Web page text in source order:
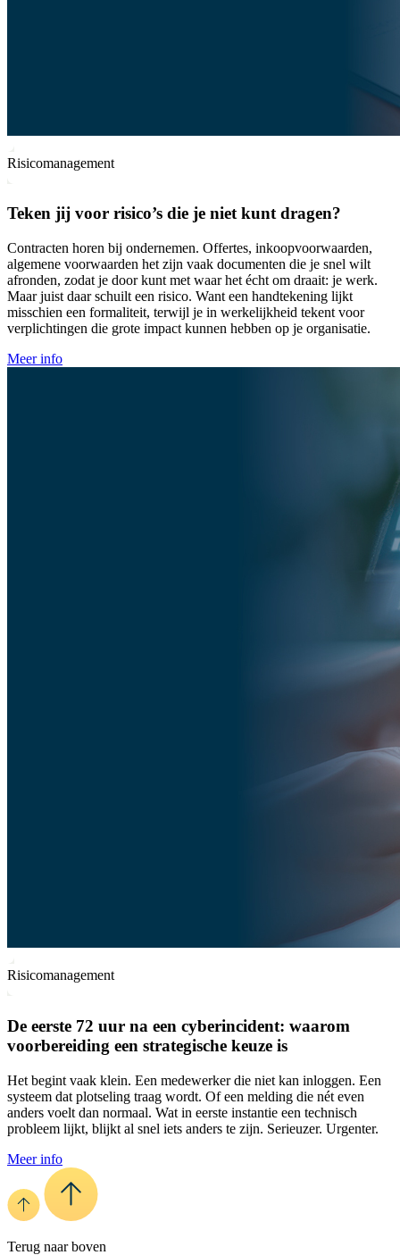
Risicomanagement
Teken jij voor risico’s die je niet kunt dragen?
Contracten horen bij ondernemen. Offertes, inkoopvoorwaarden,
algemene voorwaarden het zijn vaak documenten die je snel wilt
afronden, zodat je door kunt met waar het écht om draait: je werk.
Maar juist daar schuilt een risico. Want een handtekening lijkt
misschien een formaliteit, terwijl je in werkelijkheid tekent voor
verplichtingen die grote impact kunnen hebben op je organisatie.
Meer info
Risicomanagement
De eerste 72 uur na een cyberincident: waarom
voorbereiding een strategische keuze is
Het begint vaak klein. Een medewerker die niet kan inloggen. Een
systeem dat plotseling traag wordt. Of een melding die nét even
anders voelt dan normaal. Wat in eerste instantie een technisch
probleem lijkt, blijkt al snel iets anders te zijn. Serieuzer. Urgenter.
Meer info
Terug naar boven